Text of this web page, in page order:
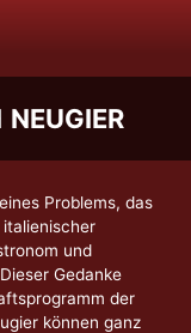
NEUGIER
Problems, das
italienischer
und
Gedanke
der
können ganz